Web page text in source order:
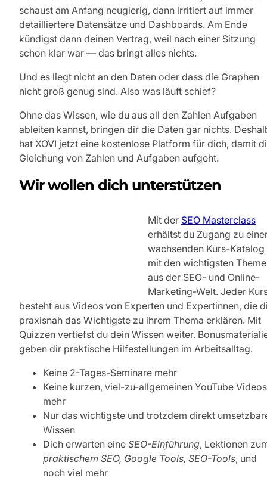
schaust am Anfang neugierig, dann irritiert auf immer
detailliertere Datensätze und Dashboards. Am Ende
kündigst dann deinen Vertrag, weil nach einer Sitzung
schon klar war — das bringt alles nichts.
Und es liegt nicht an den Daten oder dass die Graphen
nicht groß genug sind. Also was läuft schief?
Ohne das Wissen, wie du aus all den Zahlen Aufgaben
ableiten kannst, bringen dir die Daten gar nichts.
hat XOVI jetzt eine kostenlose Platform für dich, damit
Gleichung von Zahlen und Aufgaben aufgeht.
Wir wollen dich unterstützen
Mit der SEO Masterclass
erhältst du Zugang zu
wachsenden Kurs-Katalog
mit den wichtigsten
aus der SEO- und Online-
Marketing-Welt. Jeder
besteht aus Videos von Experten und Expertinnen, die
praxisnah das Wichtigste zu ihrem Thema erklären. Mit
Quizzen vertiefst du dein Wissen weiter.
geben dir praktische Hilfestellungen im Arbeitsalltag.
Keine 2-Tages-Seminare mehr
Keine kurzen, viel-zu-allgemeinen YouTube Videos
mehr
Nur das wichtigste und trotzdem direkt
Wissen
Dich erwarten eine SEO-Einführung, Lektionen
praktischem SEO, Google Tools, SEO-Tools, und
noch viel mehr